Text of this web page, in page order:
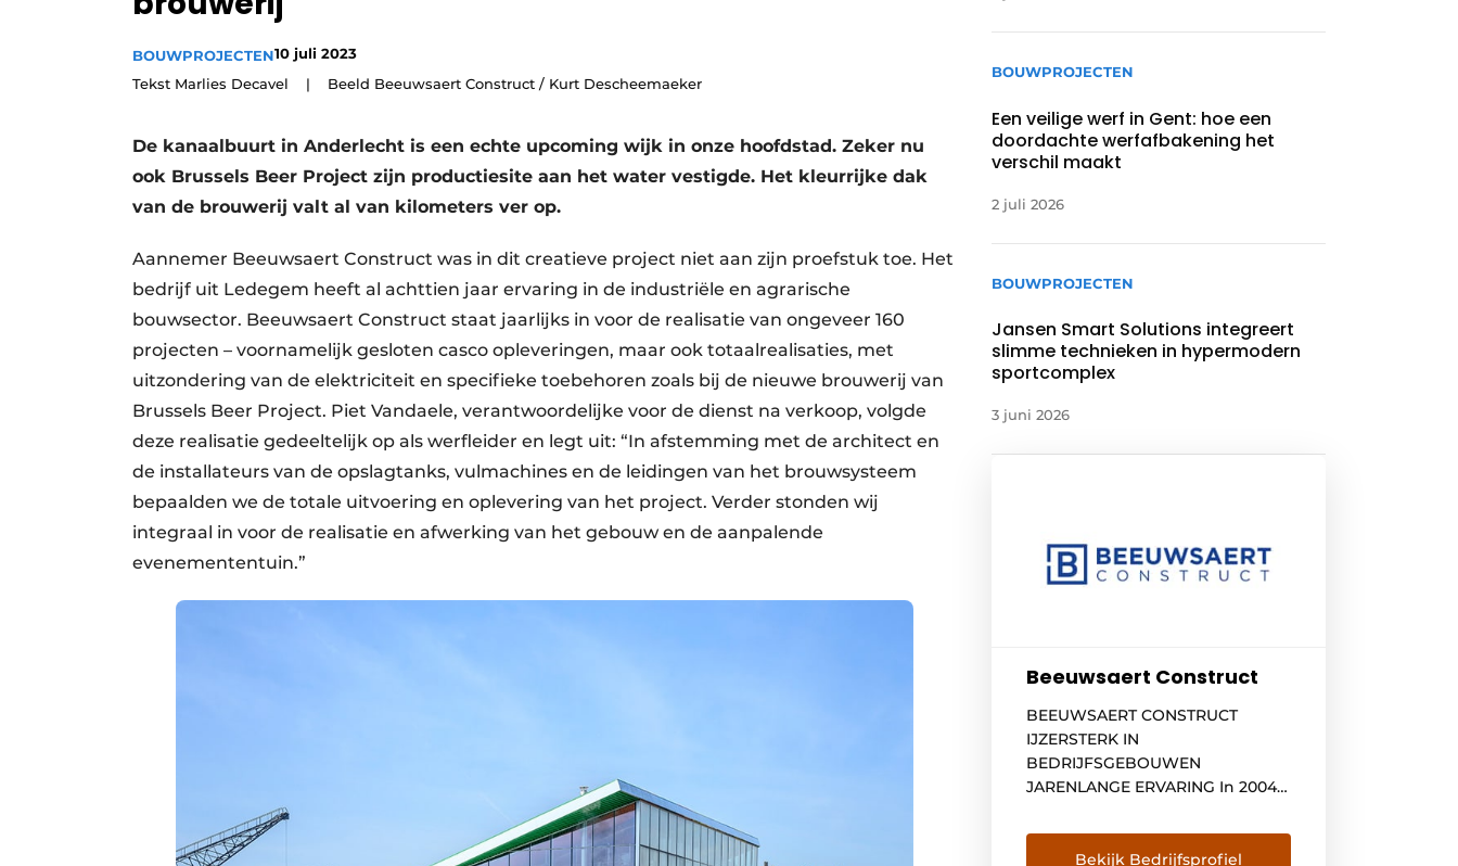
Vacature aanmelden
Vacatures
Aanmelden
Bedrijven
Bedrijven
BOUWPROJECTEN10 juli 2023
Tekst Marlies Decavel | Beeld Beeuwsaert Construct / Kurt Descheemaeker
De kanaalbuurt in Anderlecht is een echte upcoming wijk in onze hoofdstad. Zeker nu
ook Brussels Beer Project zijn productiesite aan het water vestigde. Het kleurrijke dak
van de brouwerij valt al van kilometers ver op.
Aannemer Beeuwsaert Construct was in dit creatieve project niet aan zijn proefstuk toe. Het
bedrijf uit Ledegem heeft al achttien jaar ervaring in de industriële en agrarische
bouwsector. Beeuwsaert Construct staat jaarlijks in voor de realisatie van ongeveer 160
projecten – voornamelijk gesloten casco opleveringen, maar ook totaalrealisaties, met
uitzondering van de elektriciteit en specifieke toebehoren zoals bij de nieuwe brouwerij van
Brussels Beer Project. Piet Vandaele, verantwoordelijke voor de dienst na verkoop, volgde
deze realisatie gedeeltelijk op als werfleider en legt uit: “In afstemming met de architect en
de installateurs van de opslagtanks, vulmachines en de leidingen van het brouwsysteem
bepaalden we de totale uitvoering en oplevering van het project. Verder stonden wij
integraal in voor de realisatie en afwerking van het gebouw en de aanpalende
evenemententuin.”
BOUWPROJECTEN
Een veilige werf in Gent: hoe een
doordachte werfafbakening het
verschil maakt
2 juli 2026
BOUWPROJECTEN
Jansen Smart Solutions integreert
slimme technieken in hypermodern
sportcomplex
3 juni 2026
Beeuwsaert Construct
BEEUWSAERT CONSTRUCT
IJZERSTERK IN
BEDRIJFSGEBOUWEN
JARENLANGE ERVARING In 2004
Beeuwsaert samen Beeuwsaert
Construct op. Toen al hadden ze
Bekijk Bedrijfsprofiel